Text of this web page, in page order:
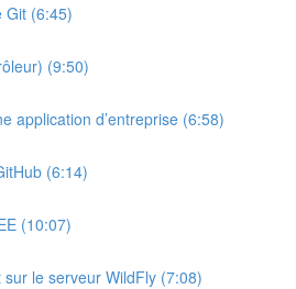
Git (6:45)
(9:50)
application d’entreprise (6:58)
(6:14)
(10:07)
le serveur WildFly (7:08)